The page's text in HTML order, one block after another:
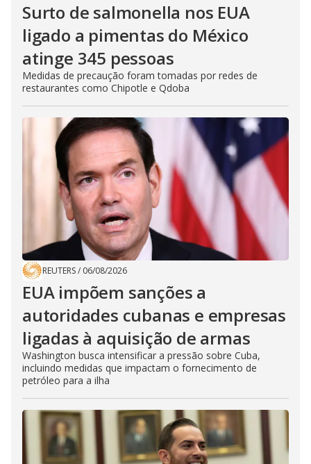
Surto de salmonella nos EUA
ligado a pimentas do México
atinge 345 pessoas
Medidas de precaução foram tomadas por redes de
restaurantes como Chipotle e Qdoba
REUTERS/ 06/08/2026
EUA impõem sanções a
autoridades cubanas e empresas
ligadas à aquisição de armas
Washington busca intensificar a pressão sobre Cuba,
incluindo medidas que impactam o fornecimento de
petróleo para a ilha